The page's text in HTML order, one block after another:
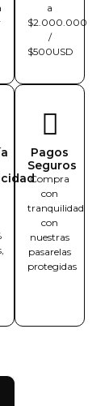
a
$2.000.000
/
$500USD
Pagos
Seguros
Compra
con
tranquilidad
con
nuestras
pasarelas
protegidas